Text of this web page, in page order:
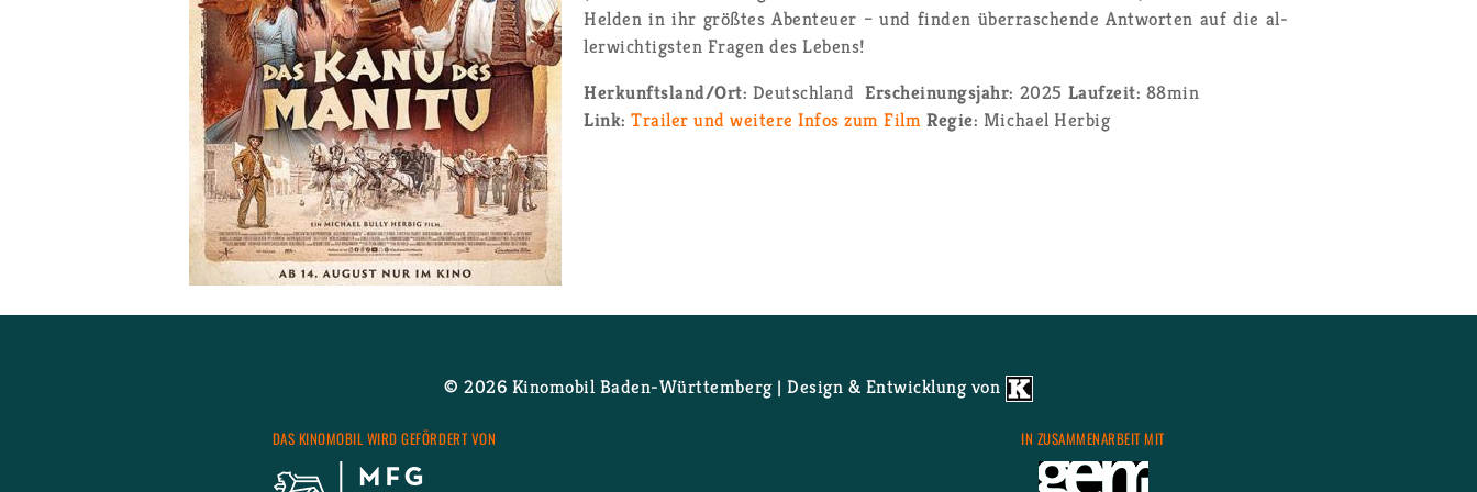
Hel­den in ihr größ­tes Aben­teu­er – und fin­den über­ra­schen­de Ant­wor­ten auf die al­
ler­wich­tigs­ten Fra­gen des Le­bens!
Her­kunfts­land/Ort: Deutsch­land Er­schei­nungs­jahr: 2025 Lauf­zeit: 88min
Link:Trai­ler und wei­te­re Infos zum Film Regie: Mi­cha­el Her­big
© 2026 Ki­no­mo­bil Ba­den-Würt­tem­berg | De­sign & Ent­wick­lung von
DAS KI­NO­MO­BIL WIRD GE­FÖR­DERT VON IN ZU­SAM­MEN­AR­BEIT MIT